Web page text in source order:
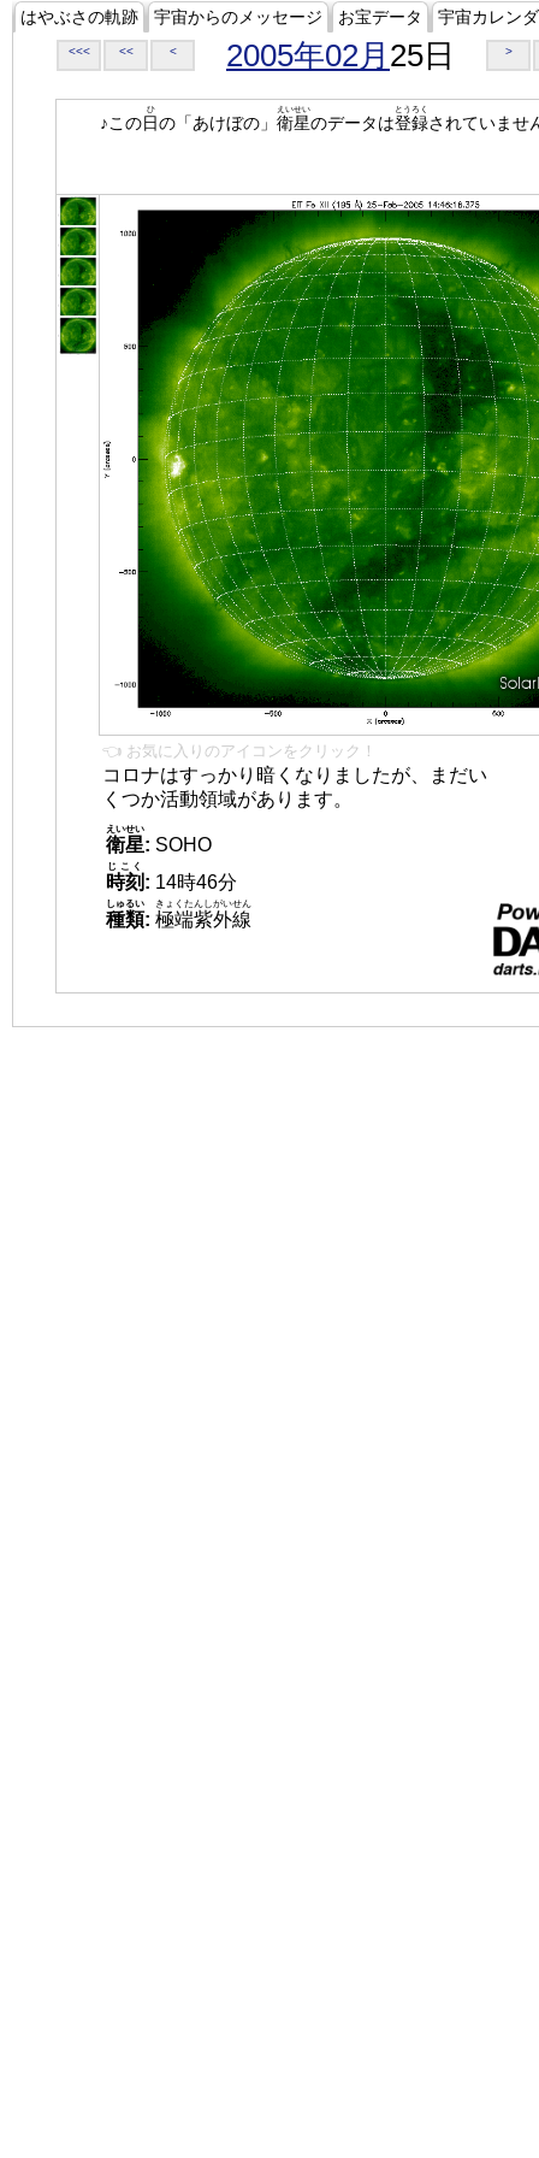
はやぶさの軌跡 宇宙からのメッセージ お宝データ 宇宙カレン
<<< << < 2005年02月 25日 >
♪この日
ひ
の「あけぼの」 衛星
えいせい
のデータは登録
とうろく
されていませ
👈 お気に入りのアイコンをクリック！
コロナはすっかり暗くなりましたが、まだい
くつか活動領域があります。
衛星
えいせい
: SOHO
時刻
じこく
: 14時46分
種類
しゅるい
: 極端紫外線
きょくたんしがいせん